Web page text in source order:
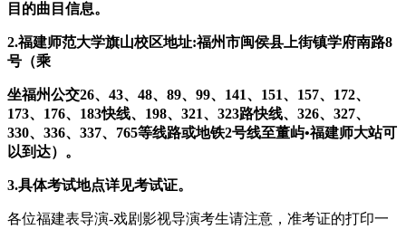
目的曲目信息。
2.福建师范大学旗山校区地址:福州市闽侯县上街镇学府南路8
号（乘
坐福州公交26、43、48、89、99、141、151、157、172、
173、176、183快线、198、321、323路快线、326、327、
330、336、337、765等线路或地铁2号线至董屿•福建师大站可
以到达）。
3.具体考试地点详见考试证。
各位福建表导演-戏剧影视导演考生请注意，准考证的打印一